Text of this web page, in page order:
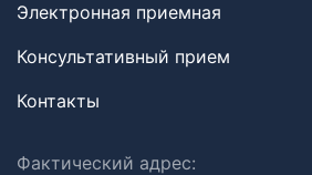
Электронная приемная
Консультативный прием
Контакты
Фактический адрес: